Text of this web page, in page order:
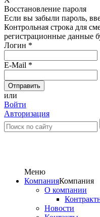
Восстановление пароля
Если вы забыли пароль,
Контрольная строка для
регистрационные данные
Логин *
E-Mail *
или
Войти
Авторизация
Меню
КомпанияКомпания
О компании
Новости